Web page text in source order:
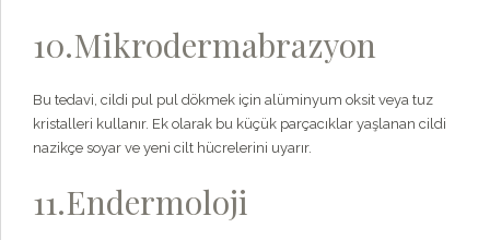
10.Mikrodermabrazyon
Bu tedavi, cildi pul pul dökmek için alüminyum oksit veya tuz
kristalleri kullanır. Ek olarak bu küçük parçacıklar yaşlanan cildi
nazikçe soyar ve yeni cilt hücrelerini uyarır.
11.Endermoloji